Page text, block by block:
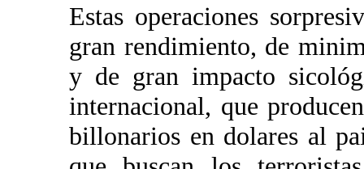
Estas operaciones
gran rendimiento, de
y de gran impacto
internacional, que
billonarios en dolares al